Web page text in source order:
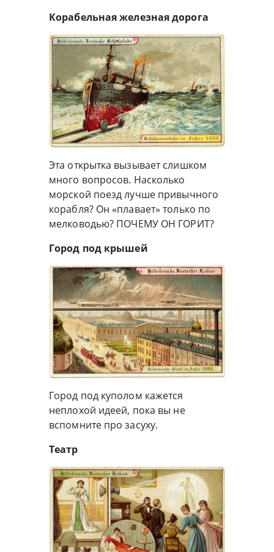
Корабельная железная дорога
Эта открытка вызывает слишком
много вопросов. Насколько
морской поезд лучше привычного
корабля? Он «плавает» только по
мелководью? ПОЧЕМУ ОН ГОРИТ?
Город под крышей
Город под куполом кажется
неплохой идеей, пока вы не
вспомните про засуху.
Театр